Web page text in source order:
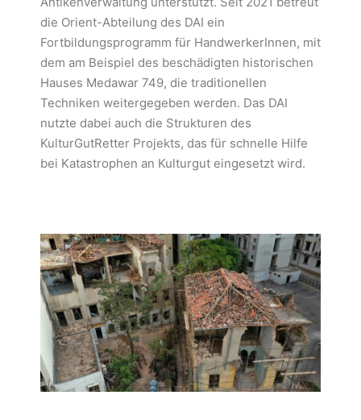
die Orient-Abteilung des DAI ein
Fortbildungsprogramm für HandwerkerInnen, mit
dem am Beispiel des beschädigten historischen
Hauses Medawar 749, die traditionellen
Techniken weitergegeben werden. Das DAI
nutzte dabei auch die Strukturen des
KulturGutRetter Projekts, das für schnelle Hilfe
bei Katastrophen an Kulturgut eingesetzt wird.